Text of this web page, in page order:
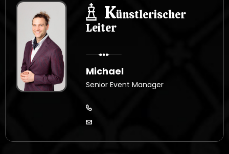
Künstlerischer
Leiter
Michael
Senior Event Manager